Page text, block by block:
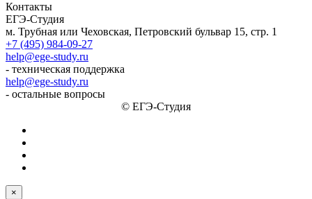
Контакты
ЕГЭ-Студия
м. Трубная или Чеховская, Петровский бульвар 15, стр. 1
+7 (495) 984-09-27
help@ege-study.ru
- техническая поддержка
help@ege-study.ru
- остальные вопросы
© ЕГЭ-Студия
×